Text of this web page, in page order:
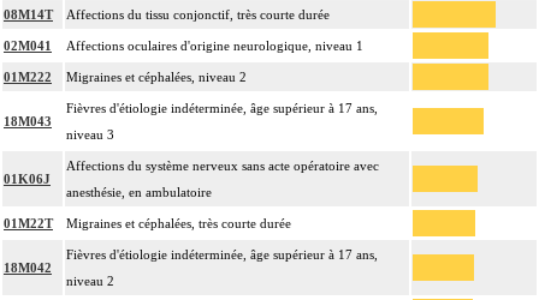
08M14T Affections du tissu conjonctif, très courte durée
02M041 Affections oculaires d'origine neurologique, niveau 1
01M222 Migraines et céphalées, niveau 2
18M043
Fièvres d'étiologie indéterminée, âge supérieur à 17 ans,
niveau 3
01K06J
Affections du système nerveux sans acte opératoire avec
anesthésie, en ambulatoire
01M22T Migraines et céphalées, très courte durée
18M042
Fièvres d'étiologie indéterminée, âge supérieur à 17 ans,
niveau 2